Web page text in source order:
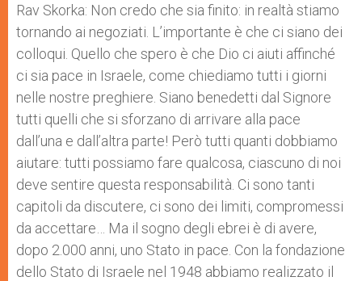
Rav Skorka: Non credo che sia finito: in realtà stiamo
tornando ai negoziati. L’importante è che ci siano dei
colloqui. Quello che spero è che Dio ci aiuti affinché
ci sia pace in Israele, come chiediamo tutti i giorni
nelle nostre preghiere. Siano benedetti dal Signore
tutti quelli che si sforzano di arrivare alla pace
dall’una e dall’altra parte! Però tutti quanti dobbiamo
aiutare: tutti possiamo fare qualcosa, ciascuno di noi
deve sentire questa responsabilità. Ci sono tanti
capitoli da discutere, ci sono dei limiti, compromessi
da accettare… Ma il sogno degli ebrei è di avere,
dopo 2.000 anni, uno Stato in pace. Con la fondazione
dello Stato di Israele nel 1948 abbiamo realizzato il